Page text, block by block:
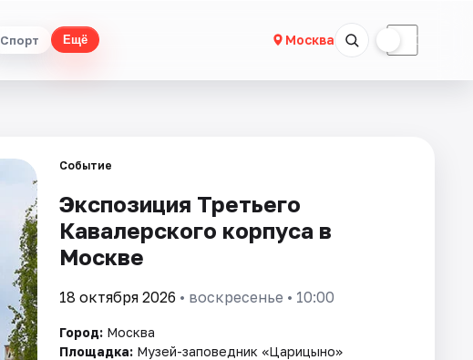
Спорт Ещё Москва ☾
Событие
Экспозиция Третьего
Кавалерского корпуса в
Москве
18 октября 2026 • воскресенье • 10:00
Город: Москва
Площадка: Музей-заповедник «Царицыно»